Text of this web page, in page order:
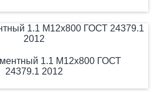
1.1 М12х800 ГОСТ
24379.1 2012